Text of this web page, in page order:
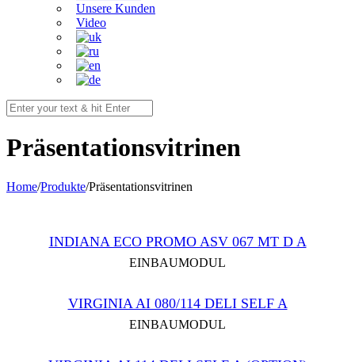
Unsere Kunden
Video
Präsentationsvitrinen
Home/Produkte/Präsentationsvitrinen
INDIANA ECO PROMO ASV 067 МТ D A
EINBAUMODUL
VIRGINIA AI 080/114 DELI SELF A
EINBAUMODUL